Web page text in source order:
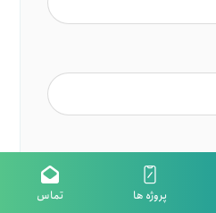
پروژه ها تماس